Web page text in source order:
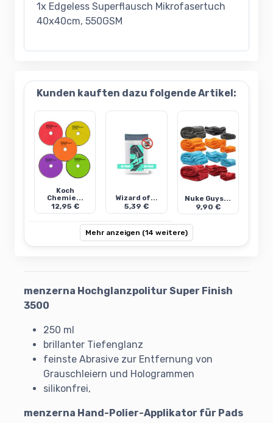
1x Edgeless Superflausch Mikrofasertuch
40x40cm, 550GSM
Kunden kauften dazu folgende Artikel:
Koch
Chemie...
12,95 €
Wizard of...
5,39 €
Nuke Guys...
9,90 €
Mehr anzeigen (14 weitere)
menzerna Hochglanzpolitur Super Finish
3500
250 ml
brillanter Tiefenglanz
feinste Abrasive zur Entfernung von
Grauschleiern und Hologrammen
silikonfrei,
menzerna Hand-Polier-Applikator für Pads